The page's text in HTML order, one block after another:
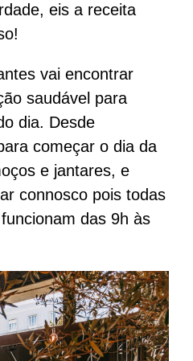
eis a receita
vai encontrar
saudável para
dia. Desde
começar o dia da
e jantares, e
connosco pois todas
das 9h às